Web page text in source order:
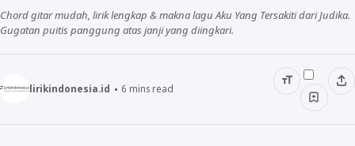
NELA KARISMA
ALMANAR
Chord gitar mudah, lirik lengkap & makna lagu Aku Yang Tersakiti dari Judika.
Gugatan puitis panggung atas janji yang diingkari.
lirikindonesia.id 6 mins read